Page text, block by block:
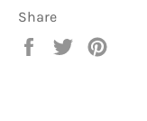
Share
Share
Tweet